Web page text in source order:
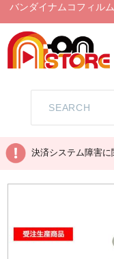
バンダイナムコフィル
決済システム障害に